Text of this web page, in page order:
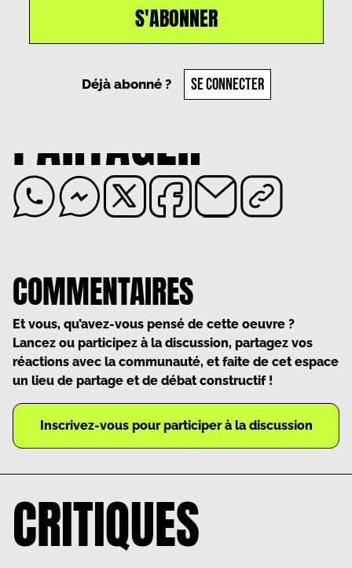
S'ABONNER
Déjà abonné ? SE CONNECTER
Victoria Konetzki, le
PARTAGER
COMMENTAIRES
Et vous, qu’avez-vous pensé de cette oeuvre ?
Lancez ou participez à la discussion, partagez vos
réactions avec la communauté, et faite de cet espace
un lieu de partage et de débat constructif !
Inscrivez-vous pour participer à la discussion
CRITIQUES